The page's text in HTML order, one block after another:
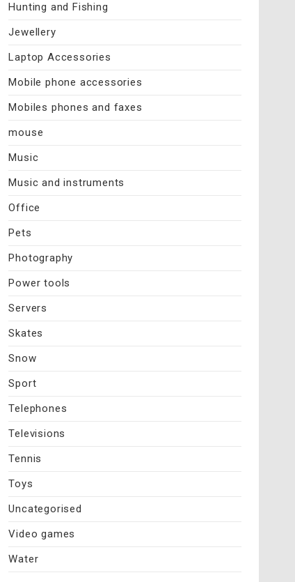
Hunting and Fishing
Jewellery
Laptop Accessories
Mobile phone accessories
Mobiles phones and faxes
mouse
Music
Music and instruments
Office
Pets
Photography
Power tools
Servers
Skates
Snow
Sport
Telephones
Televisions
Tennis
Toys
Uncategorised
Video games
Water